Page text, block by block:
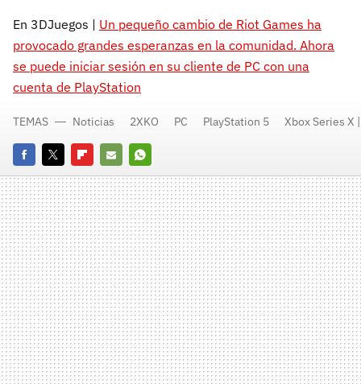
En 3DJuegos | Un pequeño cambio de Riot Games ha
provocado grandes esperanzas en la comunidad. Ahora
se puede iniciar sesión en su cliente de PC con una
cuenta de PlayStation
FacebookTwitterFlipboard
E-
mail
Whatsapp
TEMAS Noticias 2XKO PC PlayStation 5 Xbox Series X